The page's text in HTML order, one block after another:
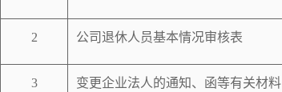
2 公司退休人员基本情况审核表
3 变更企业法人的通知、函等有关材料